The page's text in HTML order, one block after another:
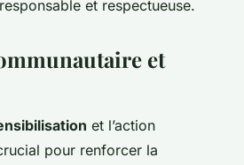
et respectueuse.
et
et l’action
pour renforcer la